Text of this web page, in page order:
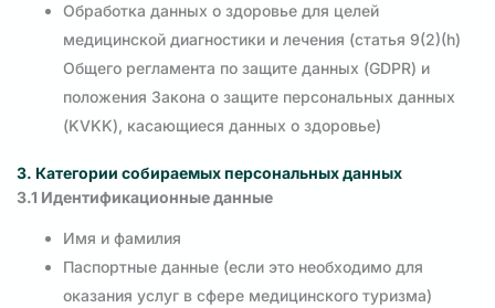
Обработка данных о здоровье для целей
медицинской диагностики и лечения (статья 9(2)(h)
Общего регламента по защите данных (GDPR) и
положения Закона о защите персональных данных
(KVKK), касающиеся данных о здоровье)
3. Категории собираемых персональных данных
3.1 Идентификационные данные
Имя и фамилия
Паспортные данные (если это необходимо для
оказания услуг в сфере медицинского туризма)